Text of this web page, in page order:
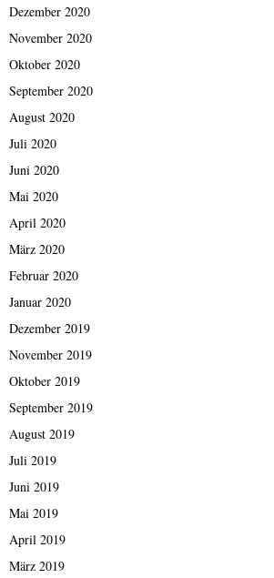
Dezember 2020
November 2020
Oktober 2020
September 2020
August 2020
Juli 2020
Juni 2020
Mai 2020
April 2020
März 2020
Februar 2020
Januar 2020
Dezember 2019
November 2019
Oktober 2019
September 2019
August 2019
Juli 2019
Juni 2019
Mai 2019
April 2019
März 2019